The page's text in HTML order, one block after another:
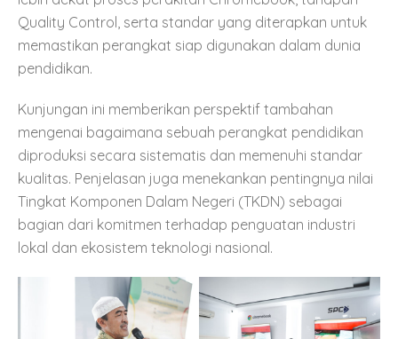
Quality Control, serta standar yang diterapkan untuk
memastikan perangkat siap digunakan dalam dunia
pendidikan.
Kunjungan ini memberikan perspektif tambahan
mengenai bagaimana sebuah perangkat pendidikan
diproduksi secara sistematis dan memenuhi standar
kualitas. Penjelasan juga menekankan pentingnya nilai
Tingkat Komponen Dalam Negeri (TKDN) sebagai
bagian dari komitmen terhadap penguatan industri
lokal dan ekosistem teknologi nasional.